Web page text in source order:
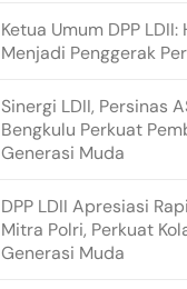
Ketua Umum DPP
Menjadi Penggerak
Sinergi LDII, Persinas
Bengkulu Perkuat
Generasi Muda
DPP LDII Apresiasi
Mitra Polri, Perkuat
Generasi Muda